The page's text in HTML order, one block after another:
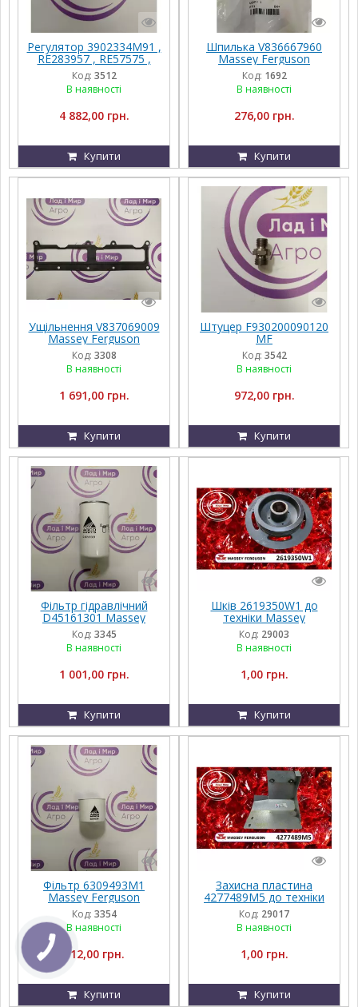
Регулятор 3902334M91 ,
RE283957 , RE57575 ,
RE174764 , AL160578
Код: 3512
В наявності
4 882,00 грн.
Купити
Шпилька V836667960
Massey Ferguson
Код: 1692
В наявності
276,00 грн.
Купити
Ущільнення V837069009
Massey Ferguson
Код: 3308
В наявності
1 691,00 грн.
Купити
Штуцер F930200090120
MF
Код: 3542
В наявності
972,00 грн.
Купити
Фільтр гідравлічний
D45161301 Massey
Ferguson
Код: 3345
В наявності
1 001,00 грн.
Купити
Шків 2619350W1 до
техніки Massey
Ferguson, FENDT,
Challenger, Agco Parts
Код: 29003
В наявності
1,00 грн.
Купити
Фільтр 6309493M1
Massey Ferguson
Код: 3354
В наявності
112,00 грн.
Купити
Захисна пластина
4277489M5 до техніки
Massey Ferguson,
FENDT, Challenger, Agco
Parts
Код: 29017
В наявності
1,00 грн.
Купити